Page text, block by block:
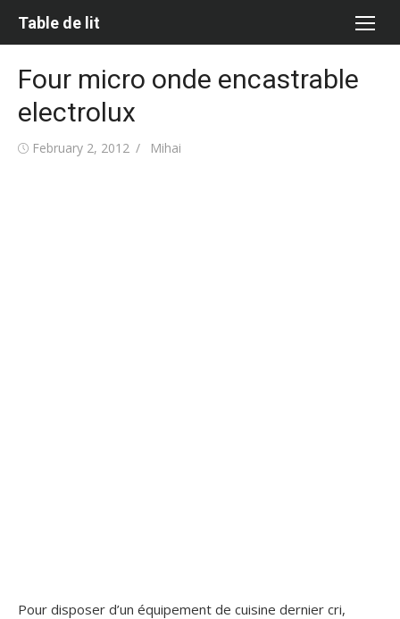
Table de lit
Four micro onde encastrable
electrolux
Posted
February 2, 2012 Author
Mihai
Pour disposer d’un équipement de cuisine dernier cri,